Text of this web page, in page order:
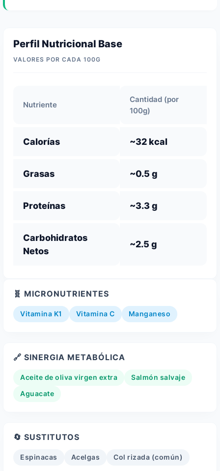
Perfil Nutricional Base
VALORES POR CADA 100G
Nutriente
Cantidad (por
100g)
Calorías ~32 kcal
Grasas ~0.5 g
Proteínas ~3.3 g
Carbohidratos
Netos
~2.5 g
🧬 MICRONUTRIENTES
Vitamina K1 Vitamina C Manganeso
🔗 SINERGIA METABÓLICA
Aceite de oliva virgen extra Salmón salvaje
Aguacate
🔄 SUSTITUTOS
Espinacas Acelgas Col rizada (común)